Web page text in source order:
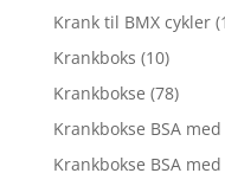
Krank til BMX cykler
Krankboks (10)
Krankbokse (78)
Krankbokse BSA
Krankbokse BSA